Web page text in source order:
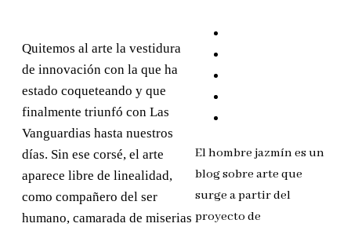
Quitemos al arte la vestidura
de innovación con la que ha
estado coqueteando y que
finalmente triunfó con Las
Vanguardias hasta nuestros
días. Sin ese corsé, el arte
aparece libre de linealidad,
como compañero del ser
humano, camarada de miserias
El hombre jazmín es un
blog sobre arte que
surge a partir del
proyecto de